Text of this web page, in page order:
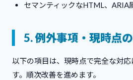
セマンティックなHTML、ARIA
5. 例外事項・現時点
以下の項目は、現時点で完全な対
す。順次改善を進めます。